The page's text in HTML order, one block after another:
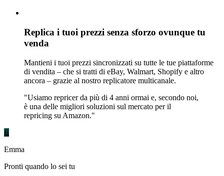
Replica i tuoi prezzi senza sforzo ovunque tu
venda
Mantieni i tuoi prezzi sincronizzati su tutte le tue piattaforme
di vendita – che si tratti di eBay, Walmart, Shopify e altro
ancora – grazie al nostro replicatore multicanale.
"Usiamo repricer da più di 4 anni ormai e, secondo noi,
è una delle migliori soluzioni sul mercato per il
repricing su Amazon."
E
Emma
Pronti quando lo sei tu